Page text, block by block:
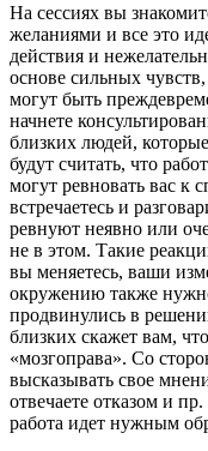
На сессиях вы
желаниями и все это
действия и
основе сильных
могут быть
начнете
близких людей,
будут считать, что
могут ревновать вас к
встречаетесь и
ревнуют неявно или
не в этом. Такие
вы меняетесь, ваши
окружению также
продвинулись в
близких скажет вам,
«мозгоправа». Со
высказывать свое
отвечаете отказом и
работа идет нужным